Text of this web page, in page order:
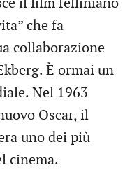
il film felliniano
che fa
collaborazione
È ormai un
Nel 1963
Oscar, il
uno dei più
cinema.